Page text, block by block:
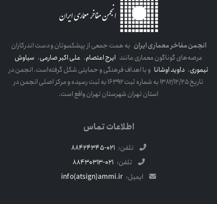
انجمن مفاخر معماری ایرانبه همت جمعی از پیشکسوتان و دست اندرکاران
عرصه‌های گوناگون معماری مانندایرج اعتصام،علی اکبر صارمی،سیاوش
تیموری،داوید اوشاناو با اهداف فرهنگی و حمایتی شکل گرفته‌است. انجمن در
تاریخ ۱۳۸۲/۱۲/۲۵ به شماره ثبت ۱۶۳۹۲ به ثبت رسیده و مرکز اصلی انجمن در
استان تهران شهرستان تهران واقع است.
اطلاعات تماس
تلفن: 021-88424345
تلفن: 021-88430313
ایمیل: info(atsign)ammi.ir